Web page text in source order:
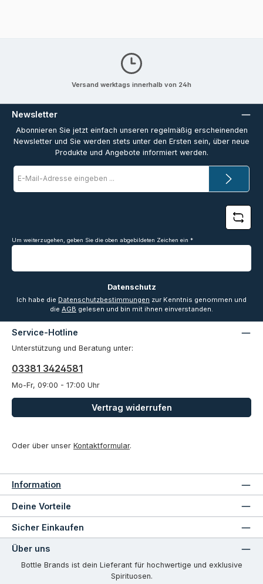
Versand werktags innerhalb von 24h
Newsletter
Abonnieren Sie jetzt einfach unseren regelmäßig erscheinenden
Newsletter und Sie werden stets unter den Ersten sein, über neue
Produkte und Angebote informiert werden.
E-
Mail-
*
Um weiterzugehen, geben Sie die oben abgebildeten Zeichen ein *
Datenschutz
Ich habe die Datenschutzbestimmungen zur Kenntnis genommen und
die AGB gelesen und bin mit ihnen einverstanden.
Service-Hotline
Unterstützung und Beratung unter:
03381 3424581
Mo-Fr, 09:00 - 17:00 Uhr
Vertrag widerrufen
Oder über unser Kontaktformular.
Information
Deine Vorteile
Sicher Einkaufen
Über uns
Bottle Brands ist dein Lieferant für hochwertige und exklusive
Spirituosen.